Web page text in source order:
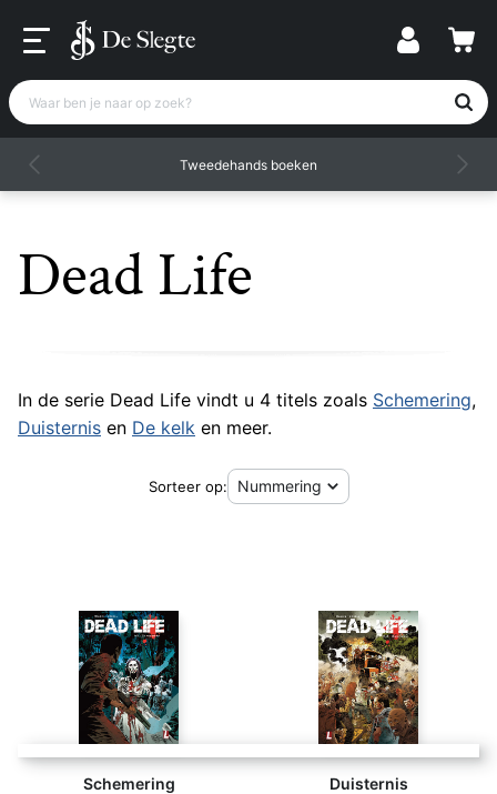
Waar ben je naar op zoek?
Tweedehands boeken
Dead Life
In de serie Dead Life vindt u 4 titels zoals Schemering,
Duisternis en De kelk en meer.
Sorteer op:
Schemering Duisternis